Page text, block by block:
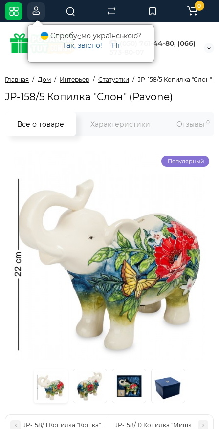
(050) 761-44-80; (066)
0
Главная Дом Интерьер Статуэтки JP-158/5 Копилка "Слон"
JP-158/5 Копилка "Слон" (Pavone)
Все о товаре Характеристики Отзывы 0
Популярный
JP-158/ 1 Копилка "Кошка" (Pavone)JP-158/10 Копилка "Мишка"
Спробуємо українською?
Так, звісно!
Ні